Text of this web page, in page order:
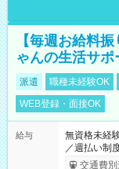
【毎週お給料
ゃんの生活サポ
派遣 職種未経験OK
WEB登録・面接OK
給与
無資格未経
／週払い制
了次第のお
交通費別